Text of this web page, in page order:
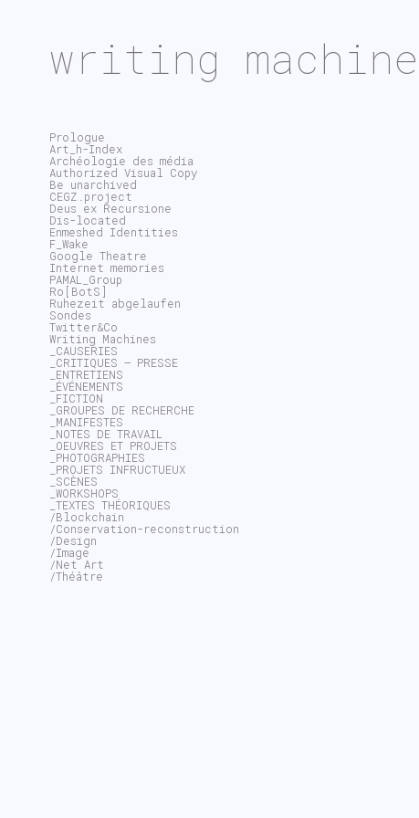
writing
Prologue
Art_h-Index
Archéologie des média
Authorized Visual Copy
Be unarchived
CEGZ.project
Deus ex Recursione
Dis-located
Enmeshed Identities
F_Wake
Google Theatre
Internet memories
PAMAL_Group
Ro[BotS]
Ruhezeit abgelaufen
Sondes
Twitter&Co
Writing Machines
_CAUSERIES
_CRITIQUES – PRESSE
_ENTRETIENS
_ÉVÉNEMENTS
_FICTION
_GROUPES DE RECHERCHE
_MANIFESTES
_NOTES DE TRAVAIL
_OEUVRES ET PROJETS
_PHOTOGRAPHIES
_PROJETS INFRUCTUEUX
_SCÈNES
_WORKSHOPS
_TEXTES THÉORIQUES
/Blockchain
/Conservation-reconstruction
/Design
/Image
/Net Art
/Théâtre